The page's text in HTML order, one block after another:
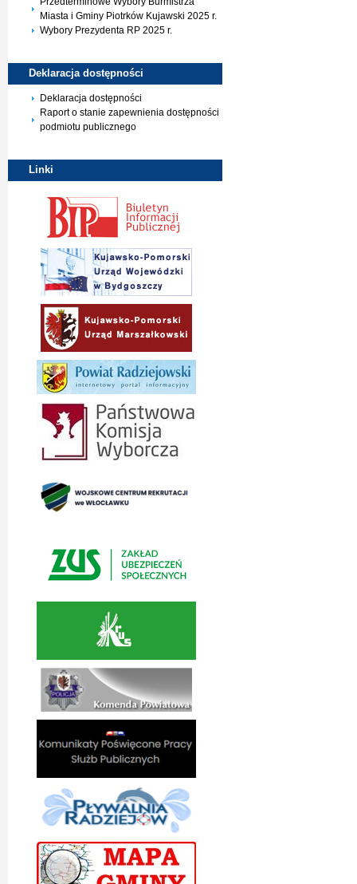
Miasta i Gminy Piotrków Kujawski 2025 r.
Wybory Prezydenta RP 2025 r.
Deklaracja dostępności
Deklaracja dostępności
Raport o stanie zapewnienia dostępności
podmiotu publicznego
Linki